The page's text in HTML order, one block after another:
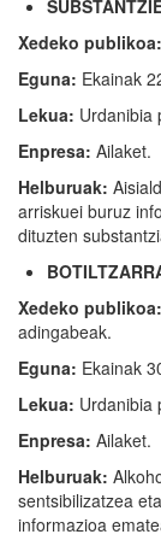
Xedeko publikoa:
Eguna: Ekainak
Lekua: Urdanibia
Enpresa: Ailaket.
Helburuak:
arriskuei buruz
dituzten
Xedeko publikoa:
adingabeak.
Eguna: Ekainak
Lekua: Urdanibia
Enpresa: Ailaket.
Helburuak:
sentsibilizatzea
informazioa